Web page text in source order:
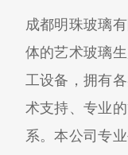
成都明珠玻璃
体的艺术玻璃
工设备，拥有
术支持、专业
系。本公司专